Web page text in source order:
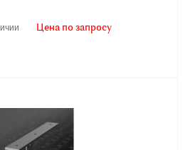
Цена по запросу